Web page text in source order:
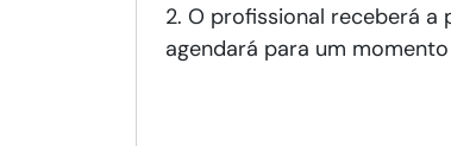
2. O profissional receberá a
agendará para um